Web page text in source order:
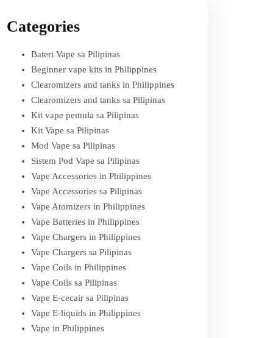
Categories
Bateri Vape sa Pilipinas
Beginner vape kits in Philippines
Clearomizers and tanks in Philippines
Clearomizers and tanks sa Pilipinas
Kit vape pemula sa Pilipinas
Kit Vape sa Pilipinas
Mod Vape sa Pilipinas
Sistem Pod Vape sa Pilipinas
Vape Accessories in Philippines
Vape Accessories sa Pilipinas
Vape Atomizers in Philippines
Vape Batteries in Philippines
Vape Chargers in Philippines
Vape Chargers sa Pilipinas
Vape Coils in Philippines
Vape Coils sa Pilipinas
Vape E-cecair sa Pilipinas
Vape E-liquids in Philippines
Vape in Philippines